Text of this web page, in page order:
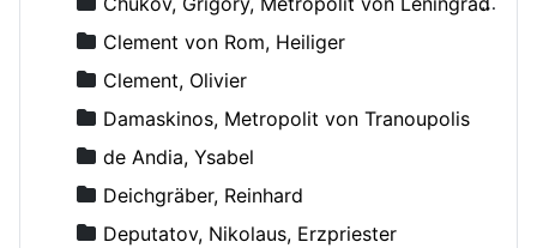
Clement von Rom, Heiliger
Clement, Olivier
Damaskinos, Metropolit von Tranoupolis
de Andia, Ysabel
Deichgräber, Reinhard
Deputatov, Nikolaus, Erzpriester